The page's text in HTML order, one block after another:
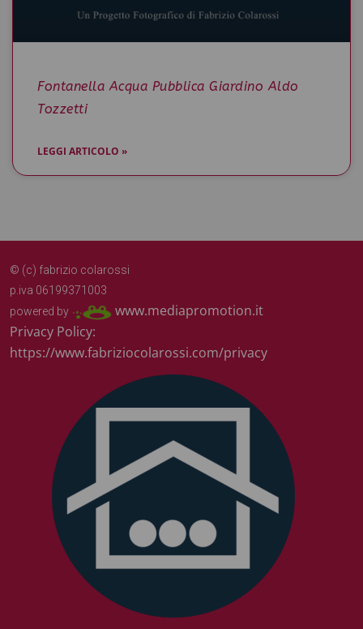
Fontanella Acqua Pubblica Giardino Aldo
Tozzetti
LEGGI ARTICOLO »
© (c) fabrizio colarossi
p.iva 06199371003
powered by
www.mediapromotion.it
Privacy Policy:
https://www.fabriziocolarossi.com/privacy